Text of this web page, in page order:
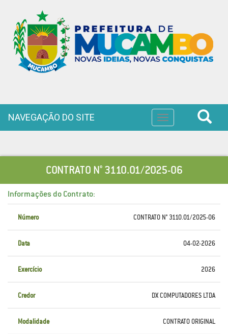
Toggle
navigation
NAVEGAÇÃO DO SITE
CONTRATO N° 3110.01/2025-06
Informações do Contrato:
Número CONTRATO N° 3110.01/2025-06
Data 04-02-2026
Exercício 2026
Credor DX COMPUTADORES LTDA
Modalidade CONTRATO ORIGINAL